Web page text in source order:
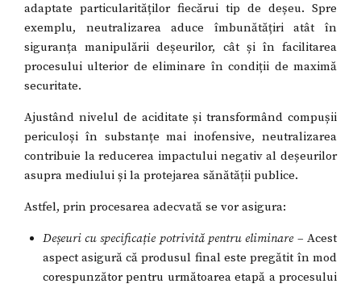
adaptate particularităților fiecărui tip de deșeu. Spre
exemplu, neutralizarea aduce îmbunătățiri atât în
siguranța manipulării deșeurilor, cât și în facilitarea
procesului ulterior de eliminare în condiții de maximă
securitate.
Ajustând nivelul de aciditate și transformând compușii
periculoși în substanțe mai inofensive, neutralizarea
contribuie la reducerea impactului negativ al deșeurilor
asupra mediului și la protejarea sănătății publice.
Astfel, prin procesarea adecvată se vor asigura:
Deșeuri cu specificație potrivită pentru eliminare– Acest
aspect asigură că produsul final este pregătit în mod
corespunzător pentru următoarea etapă a procesului